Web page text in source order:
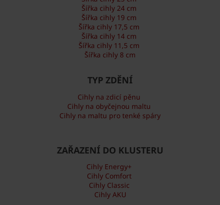
Šířka cihly 24 cm
Šířka cihly 19 cm
Šířka cihly 17,5 cm
Šířka cihly 14 cm
Šířka cihly 11,5 cm
Šířka cihly 8 cm
TYP ZDĚNÍ
Cihly na zdicí pěnu
Cihly na obyčejnou maltu
Cihly na maltu pro tenké spáry
ZAŘAZENÍ DO KLUSTERU
Cihly Energy+
Cihly Comfort
Cihly Classic
Cihly AKU